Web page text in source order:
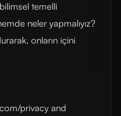
temelli
neler yapmalıyız?
onların içini
privacy and